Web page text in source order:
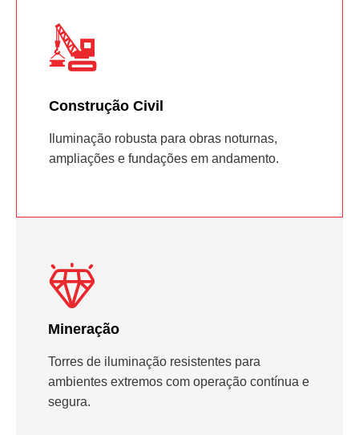
Construção Civil
Iluminação robusta para obras noturnas,
ampliações e fundações em andamento.
Mineração
Torres de iluminação resistentes para
ambientes extremos com operação contínua e
segura.